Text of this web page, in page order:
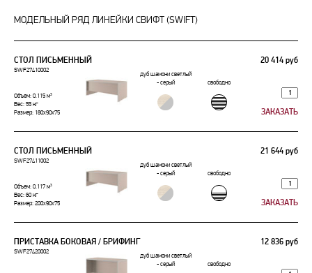
МОДЕЛЬНЫЙ РЯД ЛИНЕЙКИ СВИФТ (SWIFT)
СТОЛ ПИСЬМЕННЫЙ 20 414 руб
SWF27410002
дуб шамони светлый
- серый
свободно
Объем: 0.115 м³
Вес: 55 кг
Размер: 180x90x75
СТОЛ ПИСЬМЕННЫЙ 21 644 руб
SWF27411002
дуб шамони светлый
- серый
свободно
Объем: 0.117 м³
Вес: 60 кг
Размер: 200x90x75
ПРИСТАВКА БОКОВАЯ / БРИФИНГ 12 836 руб
SWF27420002
дуб шамони светлый
- серый
свободно